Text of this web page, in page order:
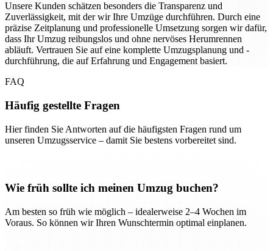
Unsere Kunden schätzen besonders die Transparenz und
Zuverlässigkeit, mit der wir Ihre Umzüge durchführen. Durch eine
präzise Zeitplanung und professionelle Umsetzung sorgen wir dafür,
dass Ihr Umzug reibungslos und ohne nervöses Herumrennen
abläuft. Vertrauen Sie auf eine komplette Umzugsplanung und -
durchführung, die auf Erfahrung und Engagement basiert.
FAQ
Häufig gestellte Fragen
Hier finden Sie Antworten auf die häufigsten Fragen rund um
unseren Umzugsservice – damit Sie bestens vorbereitet sind.
Wie früh sollte ich meinen Umzug buchen?
Am besten so früh wie möglich – idealerweise 2–4 Wochen im
Voraus. So können wir Ihren Wunschtermin optimal einplanen.